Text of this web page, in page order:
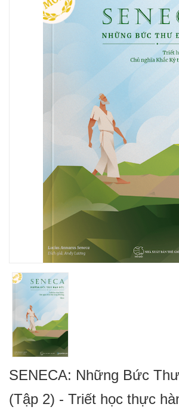
SENECA: Những Bức
(Tập 2) - Triết học thực